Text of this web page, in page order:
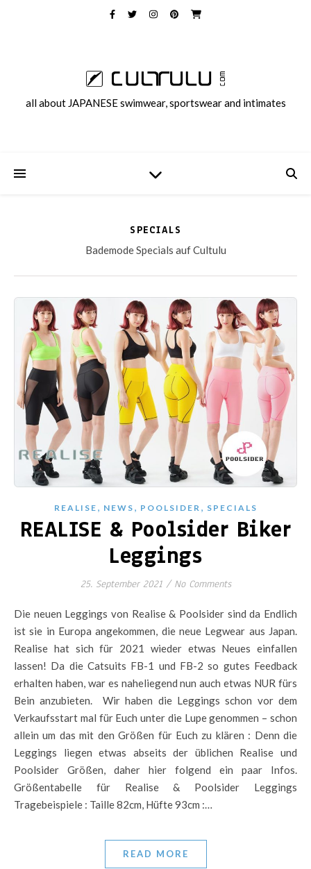
all about JAPANESE swimwear, sportswear and intimates
SPECIALS
Bademode Specials auf Cultulu
REALISE , NEWS , POOLSIDER , SPECIALS
REALISE & Poolsider Biker
Leggings
25. September 2021 / No Comments
Die neuen Leggings von Realise & Poolsider sind da Endlich
ist sie in Europa angekommen, die neue Legwear aus Japan.
Realise hat sich für 2021 wieder etwas Neues einfallen
lassen! Da die Catsuits FB-1 und FB-2 so gutes Feedback
erhalten haben, war es naheliegend nun auch etwas NUR fürs
Bein anzubieten. Wir haben die Leggings schon vor dem
Verkaufsstart mal für Euch unter die Lupe genommen – schon
allein um das mit den Größen für Euch zu klären : Denn die
Leggings liegen etwas abseits der üblichen Realise und
Poolsider Größen, daher hier folgend ein paar Infos.
Größentabelle für Realise & Poolsider Leggings
Tragebeispiele : Taille 82cm, Hüfte 93cm :…
READ MORE